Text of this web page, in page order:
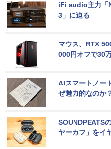
iFi audio主力「
3」に迫る
マウス、RTX
000円オフで30
AIスマートノー
ぜ魅力的なのか？
SOUNDPEATS
ヤーカフ」をイ